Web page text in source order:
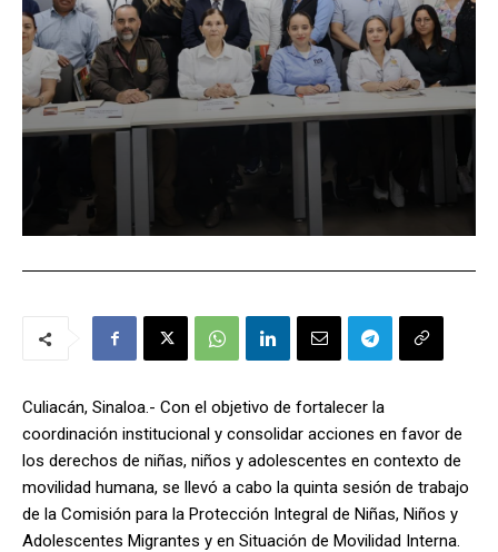
Culiacán, Sinaloa.- Con el objetivo de fortalecer la
coordinación institucional y consolidar acciones en favor de
los derechos de niñas, niños y adolescentes en contexto de
movilidad humana, se llevó a cabo la quinta sesión de trabajo
de la Comisión para la Protección Integral de Niñas, Niños y
Adolescentes Migrantes y en Situación de Movilidad Interna.